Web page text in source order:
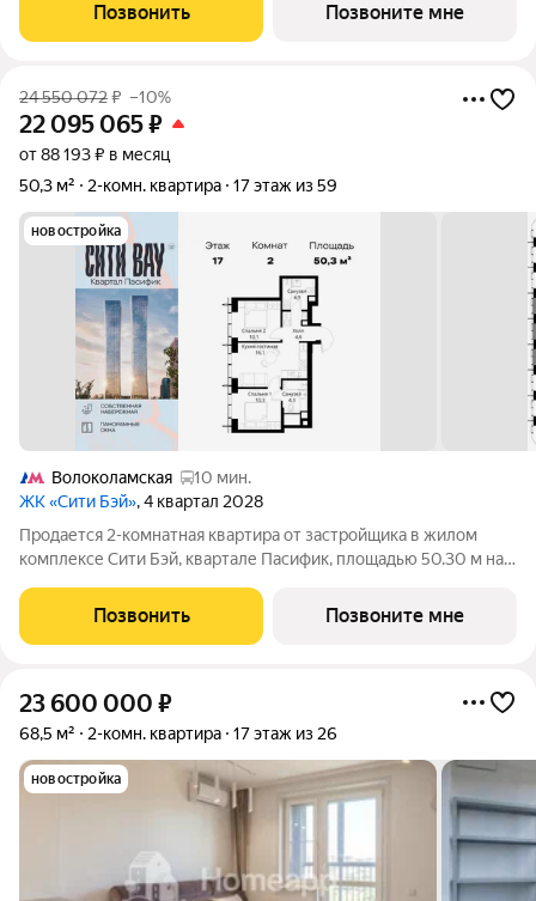
Позвонить Позвоните мне
24 550 072₽ –10%
22 095 065₽
от 88 193 ₽ в месяц
50,3 м²
2-комн. квартира 17 этаж из 59
новостройка
Волоколамская
10 мин.
ЖК «Сити Бэй», 4 квартал 2028
Продается 2-комнатная квартира от застройщика в жилом
комплексе Сити Бэй, квартале Пасифик, площадью 50.30 м на
комплекса Сити Бэй - настоящий город в городе с отлично
развитой
Позвонить Позвоните мне
23 600 000 ₽
68,5 м² 2-комн. квартира 17 этаж из 26
новостройка